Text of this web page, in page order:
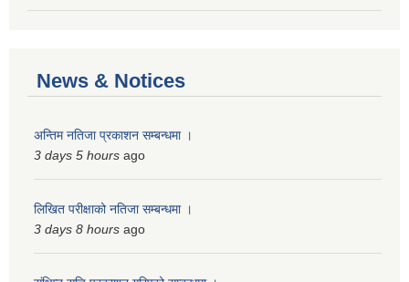
News & Notices
अन्तिम नतिजा प्रकाशन सम्बन्धमा ।
3 days 5 hours ago
लिखित परीक्षाको नतिजा सम्बन्धमा ।
3 days 8 hours ago